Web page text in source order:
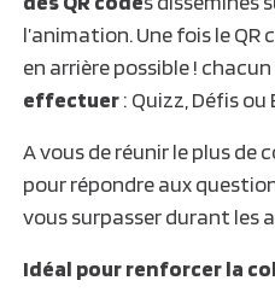
l’animation. Une fois le
en arrière possible ! chacun
effectuer: Quizz, Défis ou
A vous de réunir le plus de
pour répondre aux
vous surpasser durant les
Idéal pour renforcer la